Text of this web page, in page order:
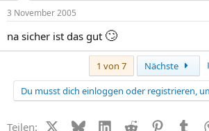
3 November 2005
na sicher ist das gut 🙄
1 von 7 Nächste
Du musst dich einloggen oder registrieren,
Teilen: X (Twitter)
BlueskyLinkedIn
Reddit Pinterest